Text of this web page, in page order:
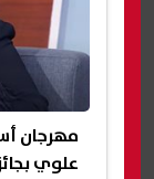
مهرجان
علوي